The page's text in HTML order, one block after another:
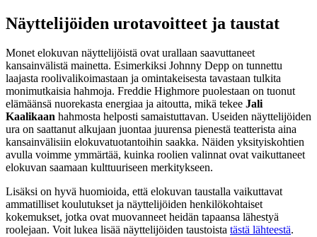
Näyttelijöiden urotavoitteet ja taustat
Monet elokuvan näyttelijöistä ovat urallaan saavuttaneet
kansainvälistä mainetta. Esimerkiksi Johnny Depp on tunnettu
laajasta roolivalikoimastaan ja omintakeisesta tavastaan tulkita
monimutkaisia hahmoja. Freddie Highmore puolestaan on tuonut
elämäänsä nuorekasta energiaa ja aitoutta, mikä tekee Jali
Kaalikaan hahmosta helposti samaistuttavan. Useiden näyttelijöiden
ura on saattanut alkujaan juontaa juurensa pienestä teatterista aina
kansainvälisiin elokuvatuotantoihin saakka. Näiden yksityiskohtien
avulla voimme ymmärtää, kuinka roolien valinnat ovat vaikuttaneet
elokuvan saamaan kulttuuriseen merkitykseen.
Lisäksi on hyvä huomioida, että elokuvan taustalla vaikuttavat
ammatilliset koulutukset ja näyttelijöiden henkilökohtaiset
kokemukset, jotka ovat muovanneet heidän tapaansa lähestyä
roolejaan. Voit lukea lisää näyttelijöiden taustoista tästä lähteestä.